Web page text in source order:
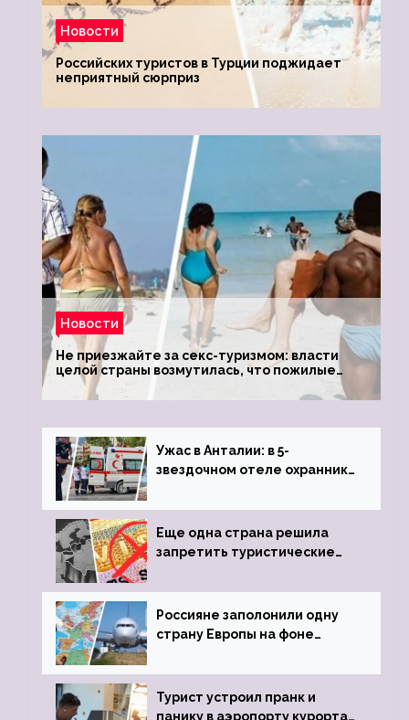
Новости
Российских туристов в Турции поджидает
неприятный сюрприз
Новости
Не приезжайте за секс-туризмом: власти
целой страны возмутилась, что пожилые
туристки массово едут к ним, чтобы
обзавестись молодыми любовниками
Ужас в Анталии: в 5-
звездочном отеле охранник
пистолета
Еще одна страна решила
запретить туристические
Россияне заполонили одну
страну Европы на фоне
виз
Турист устроил пранк и
панику в аэропорту курорта,